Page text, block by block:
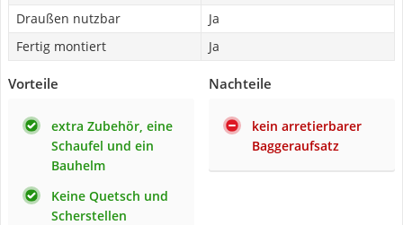
Draußen nutzbar
Ja
Fertig montiert
Ja
Vorteile
extra Zubehör, eine
Schaufel und ein
Bauhelm
Keine Quetsch und
Scherstellen
Nachteile
kein arretierbarer
Baggeraufsatz